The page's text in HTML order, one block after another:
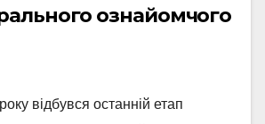
ознайомчого
відбувся останній етап